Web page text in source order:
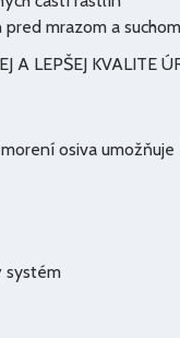
mrazom a suchom
A LEPŠEJ KVALITE
osiva umožňuje
systém